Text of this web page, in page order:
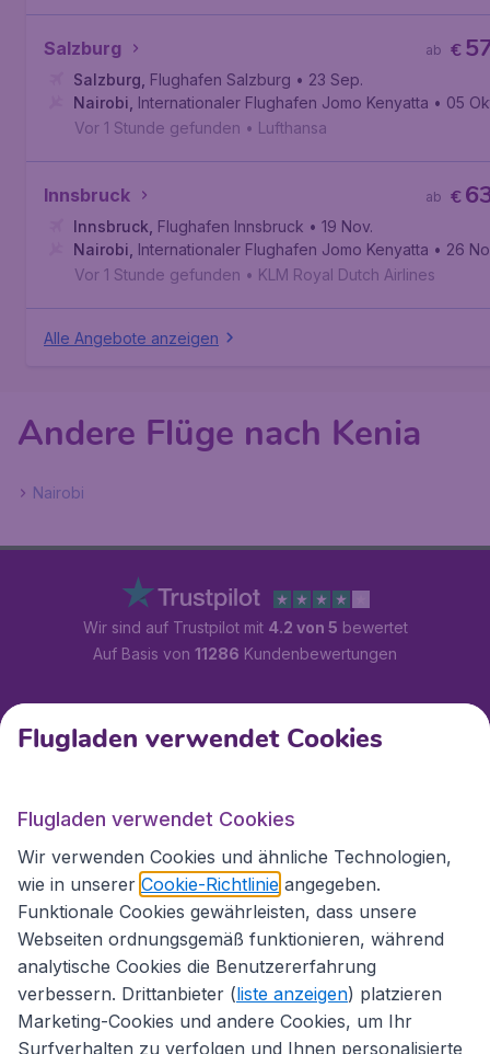
Salzburg €
ab
Salzburg Flughafen Salzburg • 23 Sep.
Nairobi Internationaler Flughafen Jomo Kenyatta • 05
Vor 1 Stunde gefunden • Lufthansa
Innsbruck €
ab
Innsbruck Flughafen Innsbruck • 19 Nov.
Nairobi Internationaler Flughafen Jomo Kenyatta • 26
Vor 1 Stunde gefunden • KLM Royal Dutch Airlines
Alle Angebote anzeigen
Andere Flüge nach Kenia
Nairobi
Wir sind auf Trustpilot mit 4.2 von 5 bewertet
Auf Basis von 11286 Kundenbewertungen
Kundenservice
Flugladen.at
Internationale Webseiten
Flugladen verwendet Cookies
Flugladen verwendet Cookies
Wir verwenden Cookies und ähnliche Technologien,
wie in unserer Cookie-Richtlinie angegeben.
Funktionale Cookies gewährleisten, dass unsere
Webseiten ordnungsgemäß funktionieren, während
analytische Cookies die Benutzererfahrung
verbessern. Drittanbieter (liste anzeigen) platzieren
Marketing-Cookies und andere Cookies, um Ihr
Surfverhalten zu verfolgen und Ihnen personalisierte